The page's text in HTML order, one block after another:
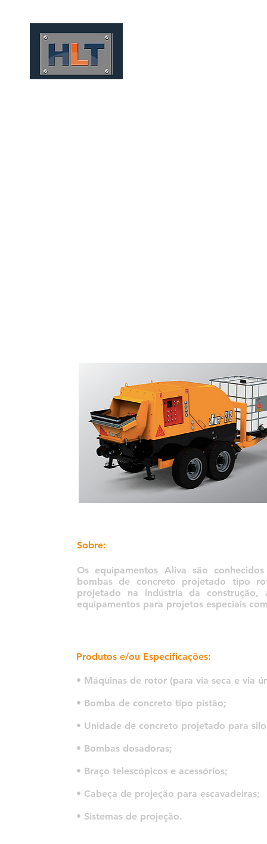
HOME QUEM SOMOS
Sobre:
Os equipamentos Aliva são
bombas de concreto projetado tipo
projetado na indústria da
equipamentos para projetos especiais
Produtos e/ou Especificações:
• Máquinas de rotor (para via seca e via
• Bomba de concreto tipo pistão;
• Unidade de concreto projetado para
• Bombas dosadoras;
• Braço telescópicos e acessórios;
• Cabeça de projeção para escavadeiras;
• Sistemas de projeção.